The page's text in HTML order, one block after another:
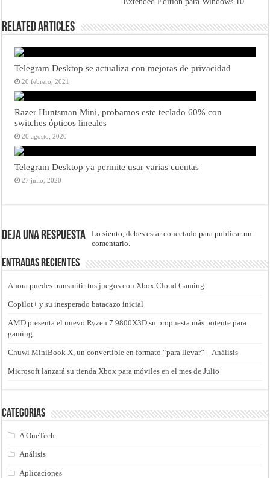
Related Articles
Telegram Desktop se actualiza con mejoras de privacidad
20 febrero, 2021
Razer Huntsman Mini, probamos este teclado 60% con
switches ópticos lineales
20 agosto, 2020
Telegram Desktop ya permite usar varias cuentas
27 julio, 2020
Deja una respuesta Lo siento, debes estarconectado para publicar un
comentario.
Entradas recientes
Ahora puedes transmitir tus juegos con Xbox Cloud Gaming
Copilot+ y su inesperado batacazo inicial
AMD presenta el nuevo Ryzen 7 9800X3D su propuesta más potente para
gaming
Chuwi MiniBook X, un convertible en formato “para llevar” – Análisis
Microsoft lanzará su tienda Xbox para móviles en el mes de Julio
Categorias
A OneTech
Análisis
Aplicaciones